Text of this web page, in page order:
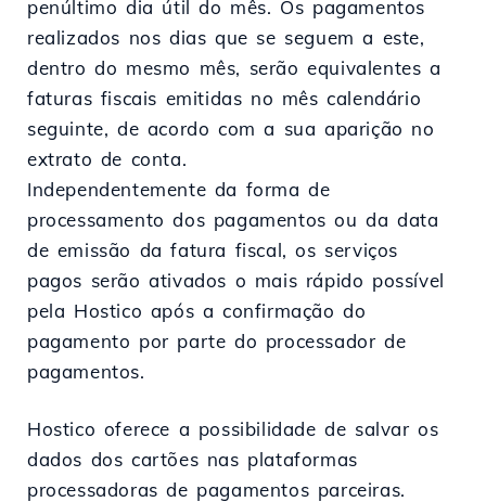
penúltimo dia útil do mês. Os pagamentos
realizados nos dias que se seguem a este,
dentro do mesmo mês, serão equivalentes a
faturas fiscais emitidas no mês calendário
seguinte, de acordo com a sua aparição no
extrato de conta.
Independentemente da forma de
processamento dos pagamentos ou da data
de emissão da fatura fiscal, os serviços
pagos serão ativados o mais rápido possível
pela Hostico após a confirmação do
pagamento por parte do processador de
pagamentos.
Hostico oferece a possibilidade de salvar os
dados dos cartões nas plataformas
processadoras de pagamentos parceiras.